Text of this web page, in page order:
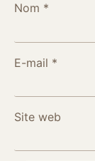
Nom *
E-mail *
Site web